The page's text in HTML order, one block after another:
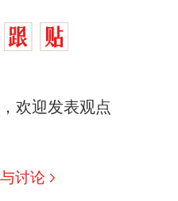
欢迎发表观点
讨论
数院院长辞职信流
应：喻良教授已卸
“全国小炒肉大王”称
1天等它长大：挖了
消息）
第二名传话劝弃考